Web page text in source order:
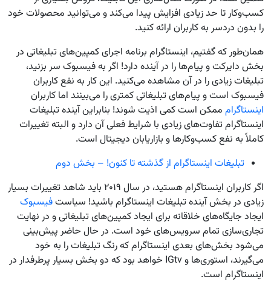
کسب‌وکار تا حد زیادی افزایش پیدا می‌کند و می‌توانید محصولات خود
را بدون دردسر به کاربران ارائه کنید.
همان‌طور که گفتیم، اینستاگرام برنامه اجرای کمپین‌های تبلیغاتی در
بخش دایرکت و پیام‌ها را در آینده دارد! اگر به فیسبوک سر بزنید،
تبلیغات زیادی را در آن مشاهده می‌کنید. این کار به نفع کاربران
فیسبوک است و پیام‌های تبلیغاتی کمتری را می‌بینند اما کاربران
اینستاگرام ممکن است کمی اذیت شوند! بنابراین آینده تبلیغات
اینستاگرام تفاوت‌های زیادی با شرایط فعلی آن دارد و البته تغییرات
کاملاً به نفع کسب‌وکارها و بازاریابان دیجیتال است.
تبلیغات اینستاگرام از گذشته تا کنون! – بخش دوم
اگر کاربران اینستاگرام هستید، در سال ۲۰۱۹ باید شاهد تغییرات بسیار
زیادی در بخش آینده تبلیغات اینستاگرام باشید! سیاستفیسبوک
ایجاد جایگاه‌های خلاقانه برای ایجاد کمپین‌های تبلیغاتی و در نهایت
تجاری‌سازی تمام سرویس‌های خود است. در حال حاضر پیش‌بینی
می‌شود بخش‌های بعدی اینستاگرام که رنگ تبلیغات را به خود
می‌گیرند، استوری‌ها و IGtv خواهد بود که دو بخش بسیار پرطرفدار در
اینستاگرام است.